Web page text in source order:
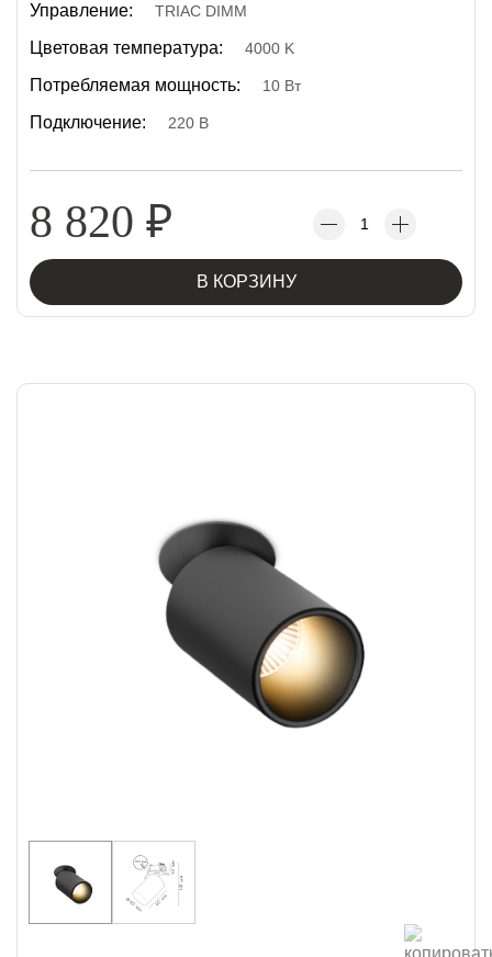
Управление: TRIAC DIMM
Цветовая температура: 4000 K
Потребляемая мощность: 10 Вт
Подключение: 220 В
8 820 ₽
В КОРЗИНУ